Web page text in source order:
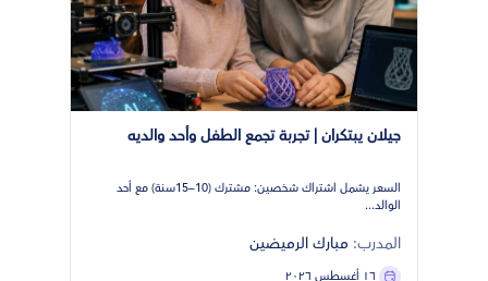
جيلان يبتكران | تجربة تجمع الطفل وأحد والديه
السعر يشمل اشتراك شخصين: مشترك (10–15سنة) مع أحد
الوالد...
المدرب: مبارك الرميضين
١٦ أغسطس ٢٠٢٦